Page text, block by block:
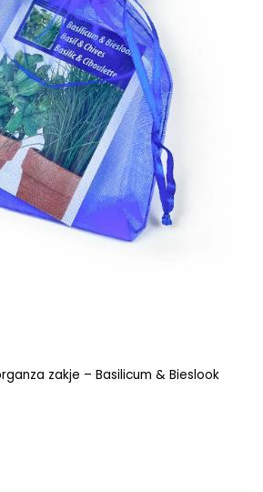
zakje – Basilicum & Bieslook